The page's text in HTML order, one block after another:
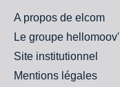
A propos de elcom
Le groupe hellomoov'
Site institutionnel
Mentions légales